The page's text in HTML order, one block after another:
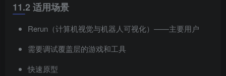
11.2 适用场景
Rerun（计算机视觉与机器人可视化）——主要用户
需要调试覆盖层的游戏和工具
快速原型